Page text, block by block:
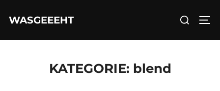
InhaltWASGEEEHT
Suchen
KATEGORIE: blend